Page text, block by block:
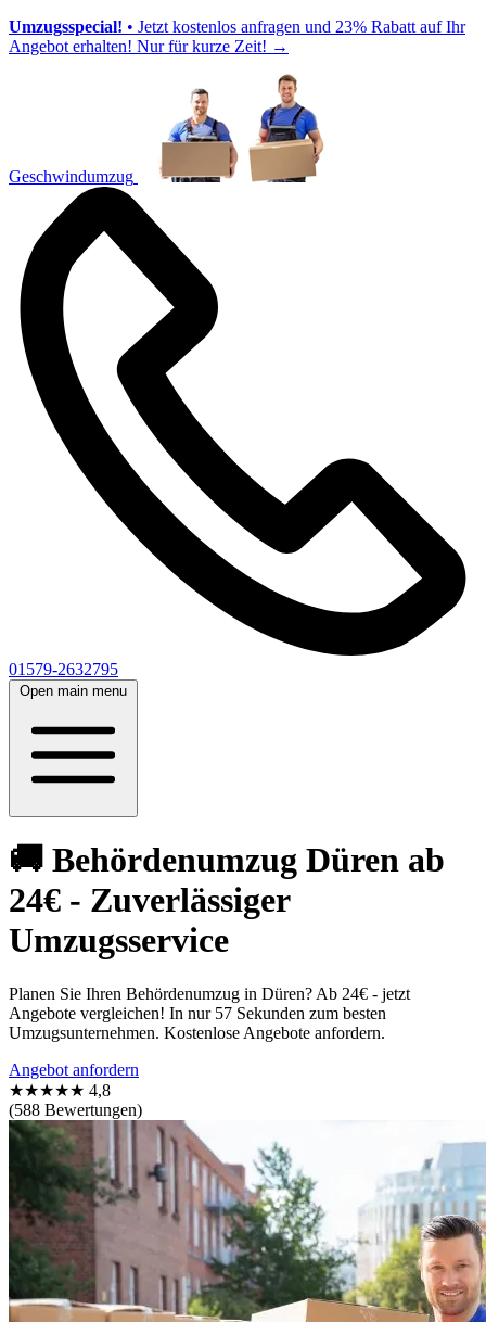
Umzugsspecial! • Jetzt kostenlos anfragen und 23% Rabatt auf Ihr
Angebot erhalten! Nur für kurze Zeit! →
Geschwindumzug
01579-2632795
Open main menu
🚚 Behördenumzug Düren ab
24€ - Zuverlässiger
Umzugsservice
Planen Sie Ihren Behördenumzug in Düren? Ab 24€ - jetzt
Angebote vergleichen! In nur 57 Sekunden zum besten
Umzugsunternehmen. Kostenlose Angebote anfordern.
Angebot anfordern
★★★★★ 4,8
(588 Bewertungen)